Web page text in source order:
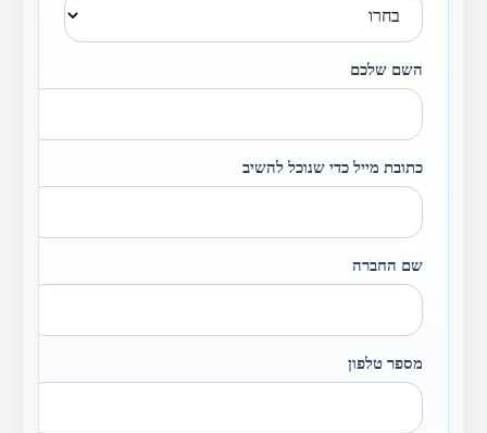
השם שלכם
כתובת מייל כדי שנוכל להשיב
שם החברה
מספר טלפון